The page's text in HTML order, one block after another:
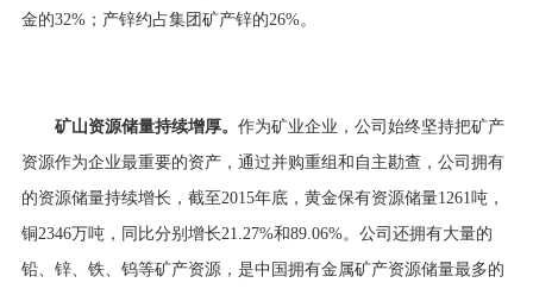
金的32%；产锌约占集团矿产锌的26%。
矿山资源储量持续增厚。 作为矿业企业，公司始终坚持把矿产
资源作为企业最重要的资产，通过并购重组和自主勘查，公司拥有
的资源储量持续增长，截至2015年底，黄金保有资源储量1261吨，
铜2346万吨，同比分别增长21.27%和89.06%。公司还拥有大量的
铅、锌、铁、钨等矿产资源，是中国拥有金属矿产资源储量最多的